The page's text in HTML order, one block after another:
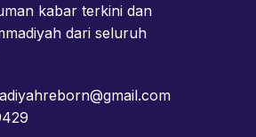
kabar terkini dan
dari seluruh